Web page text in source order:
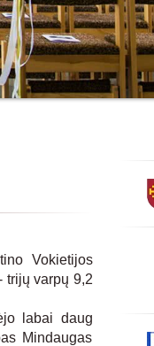
Vokietijos
trijų varpų 9,2
labai daug
Mindaugas